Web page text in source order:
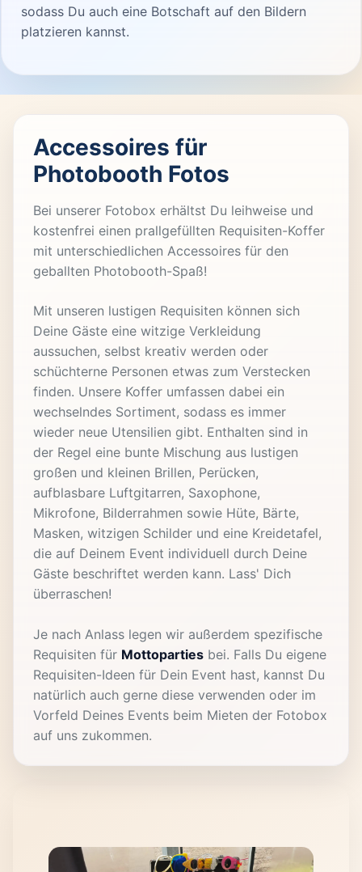
sodass Du auch eine Botschaft auf den Bildern
platzieren kannst.
Accessoires für
Photobooth Fotos
Bei unserer Fotobox erhältst Du leihweise und
kostenfrei einen prallgefüllten Requisiten-Koffer
mit unterschiedlichen Accessoires für den
geballten Photobooth-Spaß!
Mit unseren lustigen Requisiten können sich
Deine Gäste eine witzige Verkleidung
aussuchen, selbst kreativ werden oder
schüchterne Personen etwas zum Verstecken
finden. Unsere Koffer umfassen dabei ein
wechselndes Sortiment, sodass es immer
wieder neue Utensilien gibt. Enthalten sind in
der Regel eine bunte Mischung aus lustigen
großen und kleinen Brillen, Perücken,
aufblasbare Luftgitarren, Saxophone,
Mikrofone, Bilderrahmen sowie Hüte, Bärte,
Masken, witzigen Schilder und eine Kreidetafel,
die auf Deinem Event individuell durch Deine
Gäste beschriftet werden kann. Lass' Dich
überraschen!
Je nach Anlass legen wir außerdem spezifische
Requisiten für Mottoparties bei. Falls Du eigene
Requisiten-Ideen für Dein Event hast, kannst Du
natürlich auch gerne diese verwenden oder im
Vorfeld Deines Events beim Mieten der Fotobox
auf uns zukommen.